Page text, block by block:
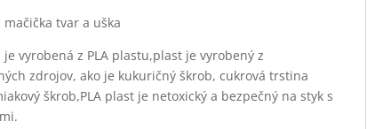
mačička tvar a uška
je vyrobená z PLA plastu,plast je vyrobený z
zdrojov, ako je kukuričný škrob, cukrová trstina
škrob,PLA plast je netoxický a bezpečný na styk s